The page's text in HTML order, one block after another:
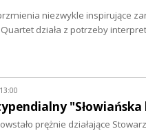
niezwykle inspirujące
działa z potrzeby
prężnie działające